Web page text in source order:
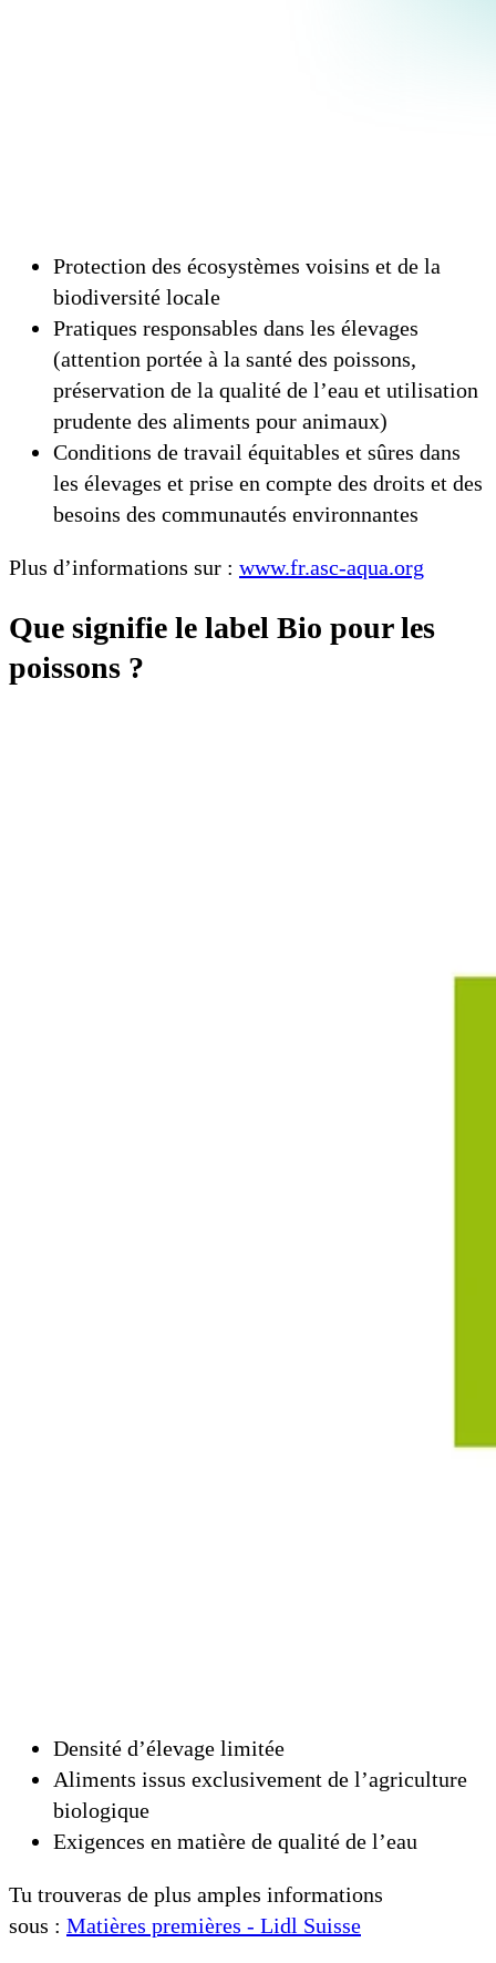
Protection des écosystèmes voisins et de la
biodiversité locale
Pratiques responsables dans les élevages
(attention portée à la santé des poissons,
préservation de la qualité de l’eau et utilisation
prudente des aliments pour animaux)
Conditions de travail équitables et sûres dans
les élevages et prise en compte des droits et des
besoins des communautés environnantes
Plus d’informations sur : www.fr.asc-aqua.org
Que signifie le label Bio pour les
poissons ?
Densité d’élevage limitée
Aliments issus exclusivement de l’agriculture
biologique
Exigences en matière de qualité de l’eau
Tu trouveras de plus amples informations
sous : Matières premières - Lidl Suisse